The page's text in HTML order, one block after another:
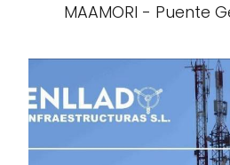
MAAMORI - Puente